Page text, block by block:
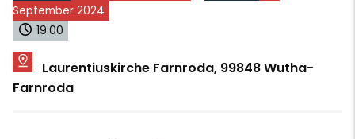
September 2024
19:00
Laurentiuskirche Farnroda, 99848 Wutha-
Farnroda